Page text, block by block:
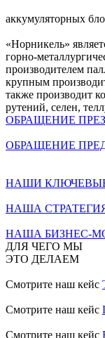
аккумуляторных
«Норникель»
горно-
производителем
крупным
также производит
рутений, селен,
ОБРАЩЕНИЕ
ОБРАЩЕНИЕ
НАШИ
НАША
НАША БИЗНЕС-
ДЛЯ ЧЕГО МЫ
ЭТО ДЕЛАЕМ
Смотрите наш кейс
Смотрите наш кейс
Смотрите наш кейс